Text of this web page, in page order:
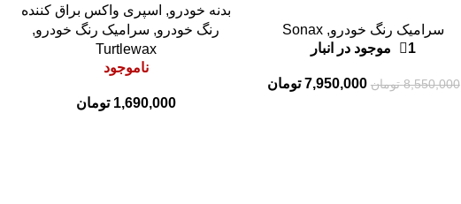
Sonax
سرامیک رنگ خودرو,
Sonax
1 موجود در انبار
8,550,000 تومان 7,950,000 تومان
473ml
بدنه خودرو, اسپری واکس براق کننده
رنگ خودرو, سرامیک رنگ خودرو,
Turtlewax
ناموجود
1,690,000 تومان